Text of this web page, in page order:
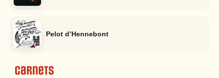
Pelot d’Hennebont
Carnets